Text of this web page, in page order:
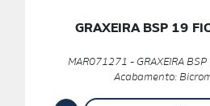
GRAXEIRA BSP 19
MAR071271 - GRAXEIRA BSP
Acabamento: